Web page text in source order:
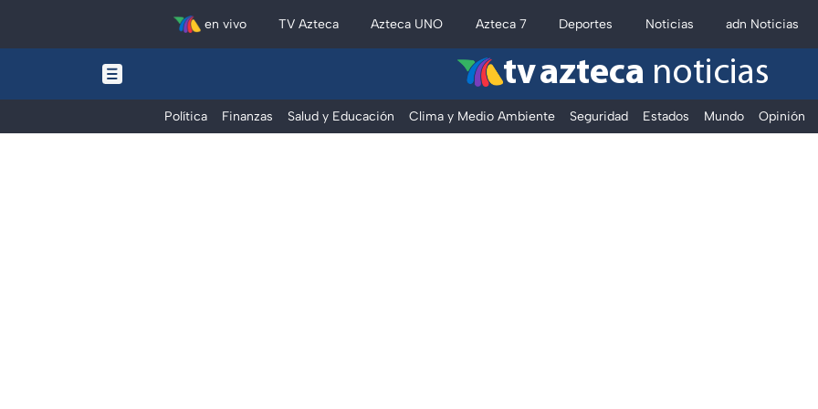
en vivo TV Azteca Azteca UNO Azteca 7 Deportes Noticias adn Noticias
tv azteca noticias
Política Finanzas Salud y Educación Clima y Medio Ambiente Seguridad Estados Mundo Opinión